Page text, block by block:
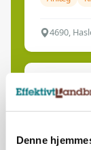
Denne
4690,